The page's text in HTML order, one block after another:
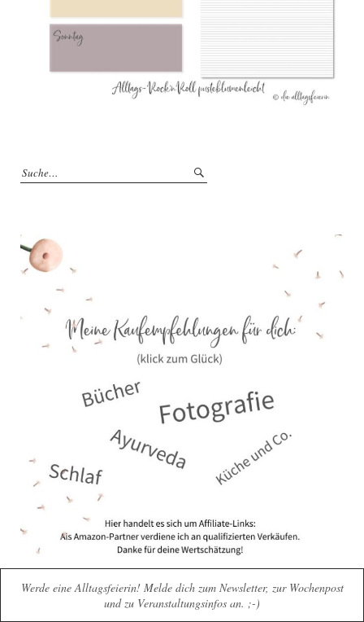
Werde eine Alltagsfeierin! Melde dich zum Newsletter, zur Wochenpost
und zu Veranstaltungsinfos an. ;-)